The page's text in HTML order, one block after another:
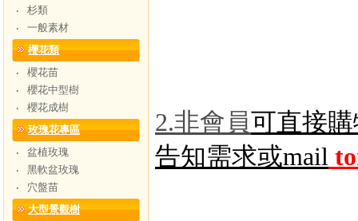
‧
杉類
‧
一般素材
櫻花類
‧
櫻花苗
‧
櫻花中型樹
‧
櫻花成樹
玫瑰花專區
‧
盆植玫瑰
‧
黑軟盆玫瑰
‧
穴盤苗
大型景觀樹
2.非會員可直接
告知需求或mail